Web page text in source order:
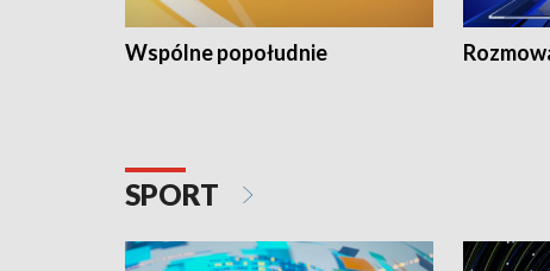
Wspólne popołudnie
SPORT